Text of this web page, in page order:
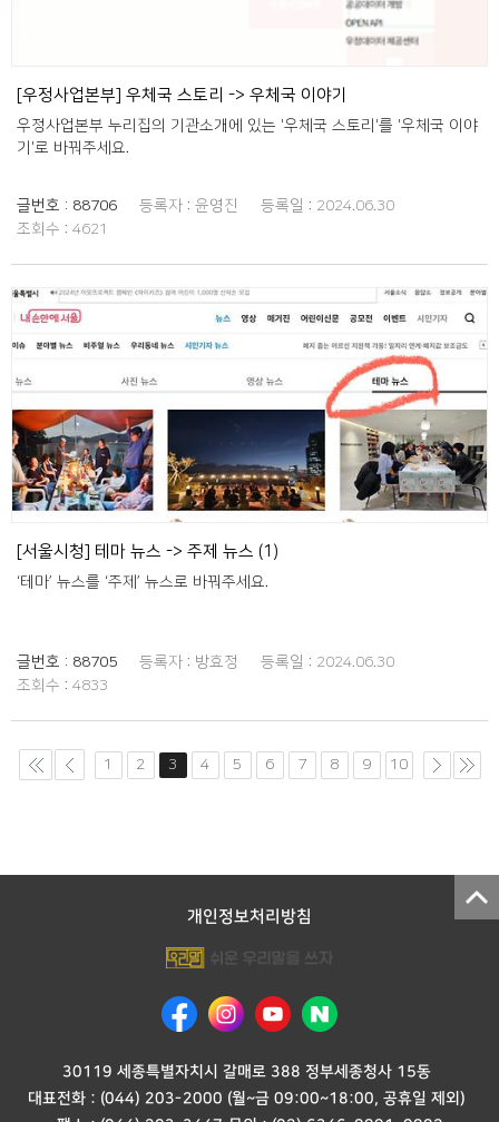
[우정사업본부] 우체국 스토리 -> 우체국 이야기
우정사업본부 누리집의 기관소개에 있는 '우체국 스토리'를 '우체국 이야
기'로 바꿔주세요.
글번호 : 88706 등록자 : 윤영진 등록일 : 2024.06.30
조회수 : 4621
[서울시청] 테마 뉴스 -> 주제 뉴스 (1)
‘테마’ 뉴스를 ‘주제’ 뉴스로 바꿔주세요.
글번호 : 88705 등록자 : 방효정 등록일 : 2024.06.30
조회수 : 4833
1 2 3 4 5 6 7 8 9 10
개인정보처리방침
30119 세종특별자치시 갈매로 388 정부세종청사 15동
대표전화 : (044) 203-2000 (월~금 09:00~18:00, 공휴일 제외)